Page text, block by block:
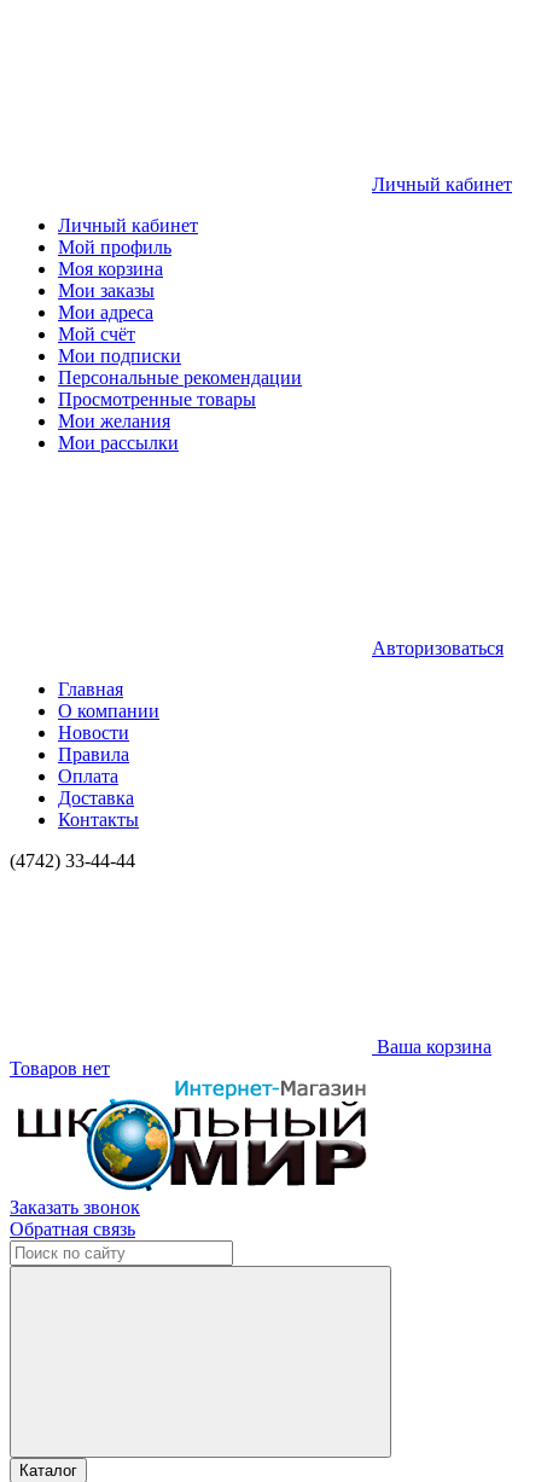
Личный кабинет
Личный кабинет
Мой профиль
Моя корзина
Мои заказы
Мои адреса
Мой счёт
Мои подписки
Персональные рекомендации
Просмотренные товары
Мои желания
Мои рассылки
Авторизоваться
Главная
О компании
Новости
Правила
Оплата
Доставка
Контакты
(4742) 33-44-44
Ваша корзина
Товаров нет
Заказать звонок
Обратная связь
Каталог